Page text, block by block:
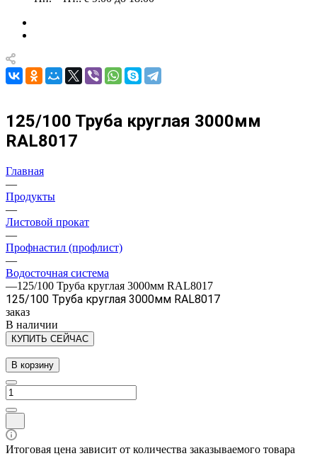
125/100 Труба круглая 3000мм
RAL8017
Главная
—
Продукты
—
Листовой прокат
—
Профнастил (профлист)
—
Водосточная система
—125/100 Труба круглая 3000мм RAL8017
125/100 Труба круглая 3000мм RAL8017
заказ
В наличии
КУПИТЬ СЕЙЧАС
В корзину
Итоговая цена зависит от количества заказываемого товара